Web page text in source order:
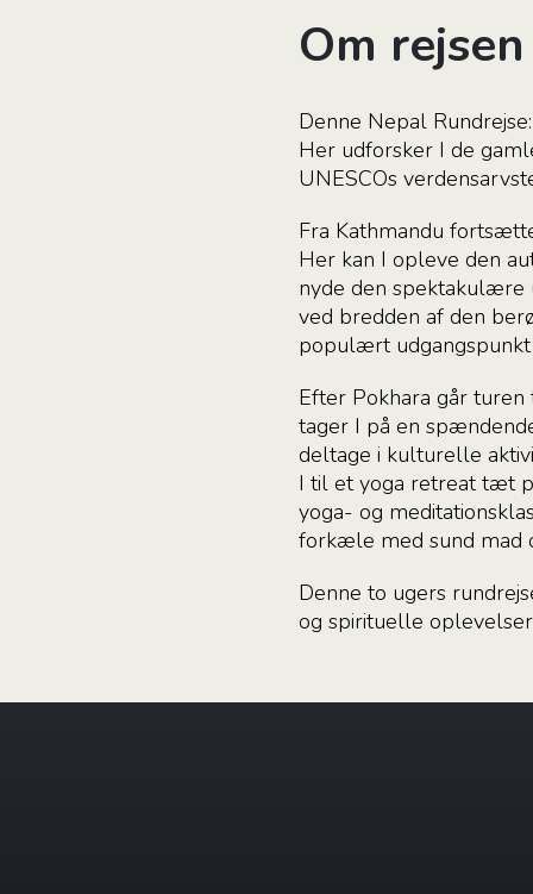
Om rejsen
Denne Nepal
Her udforsker I de
UNESCOs
Fra Kathmandu
Her kan I opleve den
nyde den spektakulære
ved bredden af ​​den
populært udgangspunkt
Efter Pokhara går
tager I på en
deltage i kulturelle
I til et yoga retreat tæt
yoga- og
forkæle med sund mad
Denne to ugers
og spirituelle